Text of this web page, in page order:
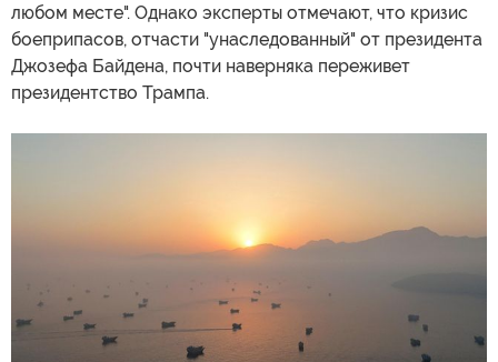
любом месте". Однако эксперты отмечают, что кризис
боеприпасов, отчасти "унаследованный" от президента
Джозефа Байдена, почти наверняка переживет
президентство Трампа.